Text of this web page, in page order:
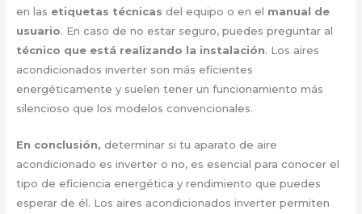
en las etiquetas técnicas del equipo o en el manual de
usuario. En caso de no estar seguro, puedes preguntar al
técnico que está realizando la instalación. Los aires
acondicionados inverter son más eficientes
energéticamente y suelen tener un funcionamiento más
silencioso que los modelos convencionales.
En conclusión, determinar si tu aparato de aire
acondicionado es inverter o no, es esencial para conocer el
tipo de eficiencia energética y rendimiento que puedes
esperar de él. Los aires acondicionados inverter permiten